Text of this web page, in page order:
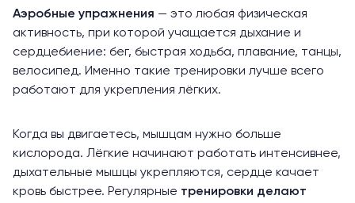
Аэробные упражнения — это любая физическая
активность, при которой учащается дыхание и
сердцебиение: бег, быстрая ходьба, плавание, танцы,
велосипед. Именно такие тренировки лучше всего
работают для укрепления лёгких.
Когда вы двигаетесь, мышцам нужно больше
кислорода. Лёгкие начинают работать интенсивнее,
дыхательные мышцы укрепляются, сердце качает
кровь быстрее. Регулярные тренировки делают